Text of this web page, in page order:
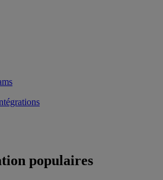
populaires